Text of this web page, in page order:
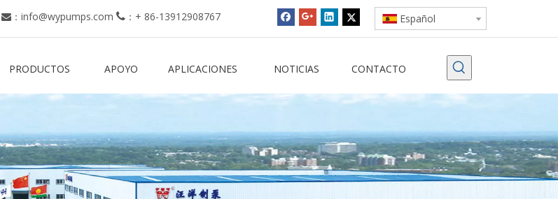
 ： info@wypumps.com  ： + 86-13912908767 Español
PRODUCTOS APOYO APLICACIONES NOTICIAS CONTACTO